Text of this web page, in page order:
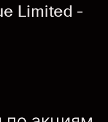
Limited -